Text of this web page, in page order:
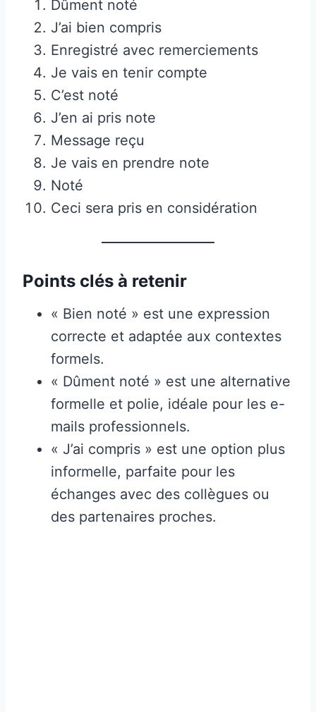
Dûment noté
J’ai bien compris
Enregistré avec remerciements
Je vais en tenir compte
C’est noté
J’en ai pris note
Message reçu
Je vais en prendre note
Noté
Ceci sera pris en considération
Points clés à retenir
« Bien noté » est une expression
correcte et adaptée aux contextes
formels.
« Dûment noté » est une alternative
formelle et polie, idéale pour les e-
mails professionnels.
« J’ai compris » est une option plus
informelle, parfaite pour les
échanges avec des collègues ou
des partenaires proches.